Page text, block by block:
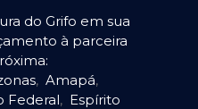
do Grifo em sua
à parceira
, Amapá,
Federal, Espírito